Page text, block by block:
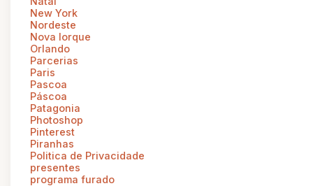
New York
Nordeste
Nova Iorque
Orlando
Parcerias
Paris
Pascoa
Páscoa
Patagonia
Photoshop
Pinterest
Piranhas
Politica de Privacidade
presentes
programa furado